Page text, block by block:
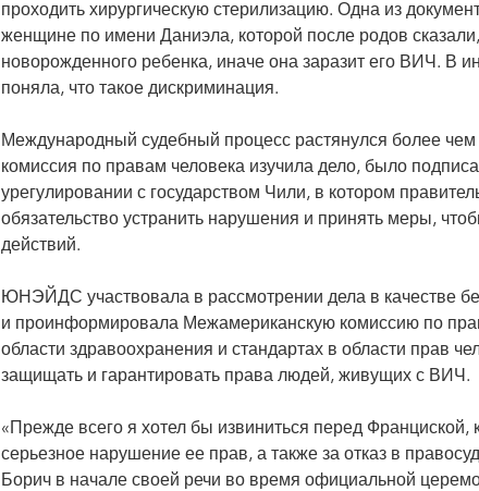
проходить хирургическую стерилизацию. Одна из
женщине по имени Даниэла, которой после родов
новорожденного ребенка, иначе она заразит его ВИЧ. В
поняла, что такое дискриминация.
Международный судебный процесс растянулся более
комиссия по правам человека изучила дело, было
урегулировании с государством Чили, в котором
обязательство устранить нарушения и принять меры,
действий.
ЮНЭЙДС участвовала в рассмотрении дела в качестве
и проинформировала Межамериканскую комиссию по
области здравоохранения и стандартах в области прав
защищать и гарантировать права людей, живущих с ВИЧ.
«Прежде всего я хотел бы извиниться перед Франциской,
серьезное нарушение ее прав, а также за отказ в
Борич в начале своей речи во время официальной